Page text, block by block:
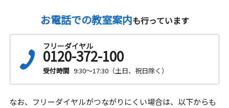
お電話での教室案内も行っています
フリーダイヤル
0120-372-100
受付時間 9:30～17:30（土日、祝日除く）
なお、フリーダイヤルがつながりにくい場合は、以下からも